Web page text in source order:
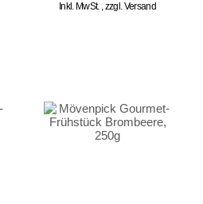
Inkl. MwSt. ,zzgl.Versand